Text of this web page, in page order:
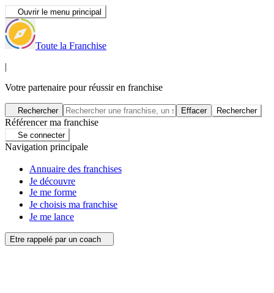
Ouvrir le menu principal
Toute la Franchise
|
Votre partenaire pour réussir en franchise
Rechercher Effacer Rechercher
Référencer ma franchise
Se connecter
Navigation principale
Annuaire des franchises
Je découvre
Je me forme
Je choisis ma franchise
Je me lance
Etre rappelé par un coach